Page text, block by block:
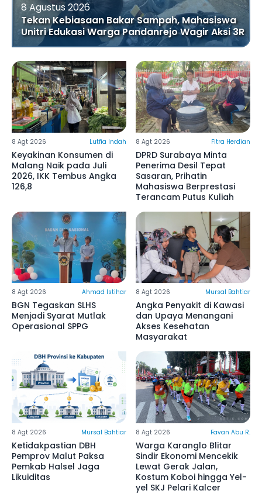
8 Agustus 2026
Tekan Kebiasaan Bakar Sampah, Mahasiswa
Unitri Edukasi Warga Pandanrejo Wagir Aksi 3R
8 Agt 2026 Lutfia Indah
Keyakinan Konsumen di
Malang Naik pada Juli
2026, IKK Tembus Angka
126,8
8 Agt 2026 Fitra Herdian
DPRD Surabaya Minta
Penerima Desil Tepat
Sasaran, Prihatin
Mahasiswa Berprestasi
Terancam Putus Kuliah
8 Agt 2026 Ahmad Istihar
BGN Tegaskan SLHS
Menjadi Syarat Mutlak
Operasional SPPG
8 Agt 2026 Mursal Bahtiar
Angka Penyakit di Kawasi
dan Upaya Menangani
Akses Kesehatan
Masyarakat
8 Agt 2026 Mursal Bahtiar
Ketidakpastian DBH
Pemprov Malut Paksa
Pemkab Halsel Jaga
Likuiditas
8 Agt 2026 Favan Abu R.
Warga Karanglo Blitar
Sindir Ekonomi Mencekik
Lewat Gerak Jalan,
Kostum Koboi hingga Yel-
yel SKJ Pelari Kalcer